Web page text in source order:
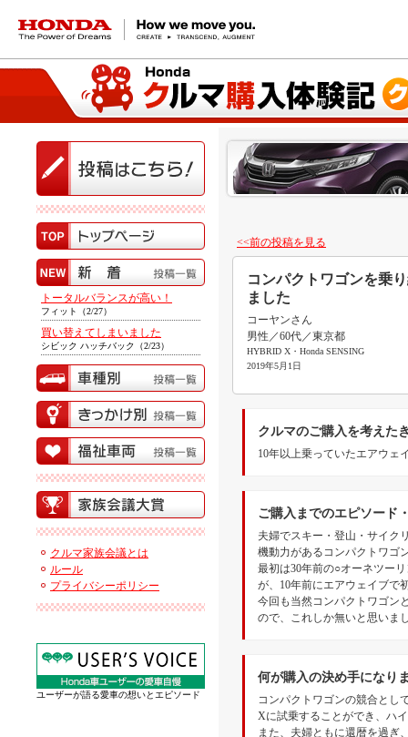
HONDA The Power of Dreams
トータルバランスが高い！
フィット（2/27）
買い替えてしまいました
シビック ハッチバック（2/23）
クルマ家族会議とは
ルール
プライバシーポリシー
ユーザーが語る愛車の想いとエピソード
<<前の投稿を見る
コンパクトワゴンを乗
ました
コーヤンさん
男性／60代／東京都
HYBRID X・Honda SENSING
2019年5月1日
クルマのご購入を考えた
10年以上乗っていたエアウェ
ご購入までのエピソード
夫婦でスキー・登山・サイク
機動力があるコンパクトワゴ
最初は30年前の○オーネツー
が、10年前にエアウェイブで
今回も当然コンパクトワゴン
ので、これしか無いと思いま
何が購入の決め手になり
コンパクトワゴンの競合とし
Xに試乗することができ、ハ
また、夫婦ともに還暦を過ぎ